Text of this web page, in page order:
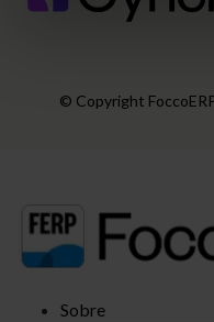
© Copyright
Sobre